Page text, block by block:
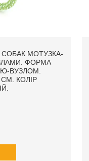
СОБАК МОТУЗКА-
ФОРМА
ВУЗЛОМ.
КОЛІР